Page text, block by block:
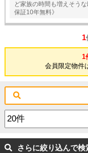
ど家族の時間も増えそう
保証10年無料》
1
1
会員限定物件
さらに絞り込んで検